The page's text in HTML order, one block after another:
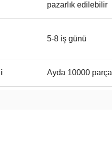
pazarlık edilebilir
5-8 iş günü
Ayda 10000 parça